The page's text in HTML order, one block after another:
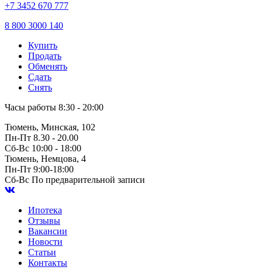
+7 3452 670 777
8 800 3000 140
Купить
Продать
Обменять
Сдать
Снять
Часы работы 8:30 - 20:00
Тюмень, Минская, 102
Пн-Пт 8.30 - 20.00
Сб-Вс 10:00 - 18:00
Тюмень, Немцова, 4
Пн-Пт 9:00-18:00
Сб-Вс По предварительной записи
Ипотека
Отзывы
Вакансии
Новости
Статьи
Контакты